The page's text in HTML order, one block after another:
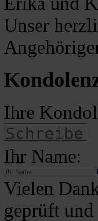
Unser
Ihre
Ihr Name:
Vielen
geprüft